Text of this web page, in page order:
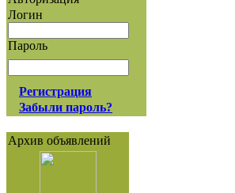
Логин
Пароль
Регистрация
Забыли пароль?
Архив объявлений